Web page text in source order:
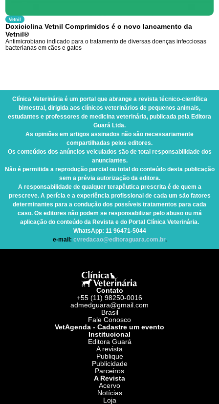
Vetnil
Doxiciclina Vetnil Comprimidos é o novo lancamento da
Vetnil®
Antimicrobiano indicado para o tratamento de diversas doenças infecciosas
bacterianas em cães e gatos
Clínica Veterináriaé um portal que abrange a revista técnico-científica
bimestral, dirigida aos clínicos veterinários de pequenos animais,
estudantes e professores de medicina veterinária, publicada pela Editora
Guará Ltda.
As opiniões em artigos assinados não são necessariamente
compartilhadas pelos editores.
Os conteúdos dos anúncios veiculados são de total responsabilidade dos
anunciantes.
Não é permitida a reprodução parcial ou total do conteúdo desta publicação
sem a prévia autorização da editora.
A responsabilidade de qualquer terapêutica prescrita é de quem a
prescreve. A perícia e a experiência profissional de cada um são fatores
determinantes para a condução dos possíveis tratamentos para cada
caso. Os editores não podem se responsabilizar pelo abuso ou má
aplicação do conteúdo da Revista e do Portal Clínica Veterinária.
WhatsApp: 11 96471-5044
e-mail: cvredacao@editoraguara.com.br.
Contato
+55 (11) 98250-0016
admedguara@gmail.com
Brasil
Fale Conosco
VetAgenda - Cadastre um evento
Institucional
Editora Guará
A revista
Publique
Publicidade
Parceiros
A Revista
Acervo
Notícias
Loja